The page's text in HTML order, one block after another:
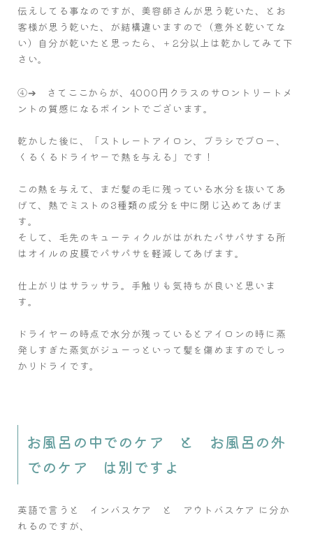
伝えしてる事なのですが、美容師さんが思う乾いた、とお
客様が思う乾いた、が結構違いますので（意外と乾いてな
い）自分が乾いたと思ったら、＋2分以上は乾かしてみて下
さい。
④➔ さてここからが、4000円クラスのサロントリートメ
ントの質感になるポイントでございます。
乾かした後に、「ストレートアイロン、ブラシでブロー、
くるくるドライヤーで熱を与える」です！
この熱を与えて、まだ髪の毛に残っている水分を抜いてあ
げて、熱でミストの3種類の成分を中に閉じ込めてあげま
す。
そして、毛先のキューティクルがはがれたパサパサする所
はオイルの皮膜でパサパサを軽減してあげます。
仕上がりはサラッサラ。手触りも気持ちが良いと思いま
す。
ドライヤーの時点で水分が残っているとアイロンの時に蒸
発しすぎた蒸気がジューっといって髪を傷めますのでしっ
かりドライです。
お風呂の中でのケア と お風呂の外
でのケア は別ですよ
英語で言うと インバスケア と アウトバスケア に分か
れるのですが、